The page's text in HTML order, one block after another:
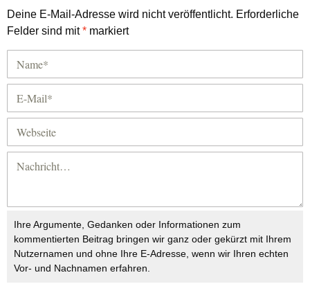
Deine E-Mail-Adresse wird nicht veröffentlicht. Erforderliche
Felder sind mit* markiert
Ihre Argumente, Gedanken oder Informationen zum
kommentierten Beitrag bringen wir ganz oder gekürzt mit Ihrem
Nutzernamen und ohne Ihre E-Adresse, wenn wir Ihren echten
Vor- und Nachnamen erfahren.